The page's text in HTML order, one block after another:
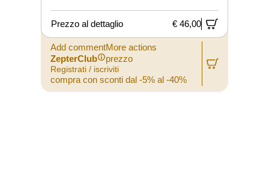
Prezzo al dettaglio € 46,00
Add commentMore actions
ZepterClub
prezzo
Registrati / iscriviti
compra con sconti dal -5% al -40%